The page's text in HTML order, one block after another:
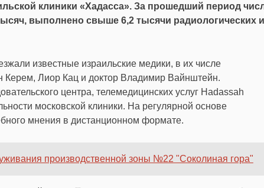
клиники «Хадасса». За прошедший период
выполнено свыше 6,2 тысячи радиологических и
известные израильские медики, в их числе
Лиор Кац и доктор Владимир Вайнштейн.
центра, телемедицинских услуг Hadassah
московской клиники. На регулярной основе
мнения в дистанционном формате.
производственной зоны №22 "Соколиная гора"